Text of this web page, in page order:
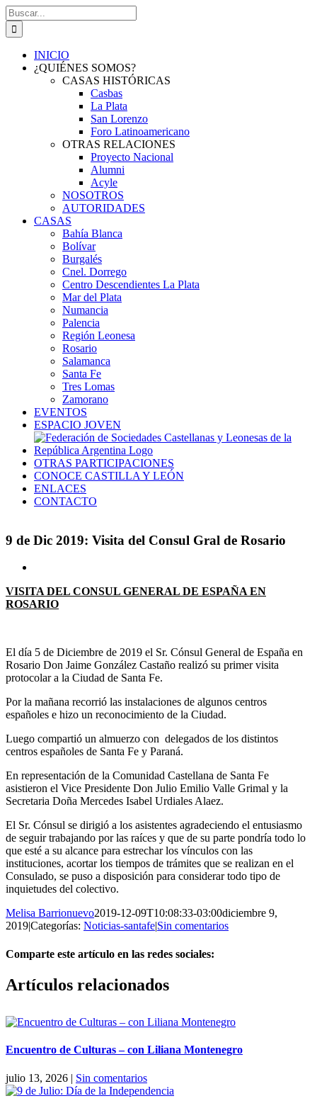
Saltar
al
contenido
Buscar:
INICIO
¿QUIÉNES SOMOS?
CASAS HISTÓRICAS
Casbas
La Plata
San Lorenzo
Foro Latinoamericano
OTRAS RELACIONES
Proyecto Nacional
Alumni
Acyle
NOSOTROS
AUTORIDADES
CASAS
Bahía Blanca
Bolívar
Burgalés
Cnel. Dorrego
Centro Descendientes La Plata
Mar del Plata
Numancia
Palencia
Región Leonesa
Rosario
Salamanca
Santa Fe
Tres Lomas
Zamorano
EVENTOS
ESPACIO JOVEN
OTRAS PARTICIPACIONES
CONOCE CASTILLA Y LEÓN
ENLACES
CONTACTO
9 de Dic 2019: Visita del Consul Gral de Rosario
más
grande
VISITA DEL CONSUL GENERAL DE ESPAÑA EN
ROSARIO
El día 5 de Diciembre de 2019 el Sr. Cónsul General de España en
Rosario Don Jaime González Castaño realizó su primer visita
protocolar a la Ciudad de Santa Fe.
Por la mañana recorrió las instalaciones de algunos centros
españoles e hizo un reconocimiento de la Ciudad.
Luego compartió un almuerzo con delegados de los distintos
centros españoles de Santa Fe y Paraná.
En representación de la Comunidad Castellana de Santa Fe
asistieron el Vice Presidente Don Julio Emilio Valle Grimal y la
Secretaria Doña Mercedes Isabel Urdiales Alaez.
El Sr. Cónsul se dirigió a los asistentes agradeciendo el entusiasmo
de seguir trabajando por las raíces y que de su parte pondría todo lo
que esté a su alcance para estrechar los vínculos con las
instituciones, acortar los tiempos de trámites que se realizan en el
Consulado, se puso a disposición para considerar todo tipo de
inquietudes del colectivo.
Melisa Barrionuevo2019-12-09T10:08:33-03:00diciembre 9,
2019|Categorías: Noticias-santafe|Sin comentarios
Comparte este artículo en las redes sociales:
Facebook
X
Reddit
LinkedIn
Pinterest
Vk
Artículos relacionados
Encuentro de Culturas – con Liliana Montenegro
julio 13, 2026 | Sin comentarios